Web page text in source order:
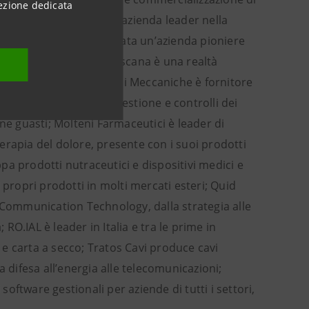
dedicata
Oftalmici è una azienda leader nella
mercato; Frigel è stata un’azienda pioniere
Gastronomia Toscana è una realtà
Mecoil Diagnosi Meccaniche è fornitore
e nelle soluzioni di gestione e controlli dei
guasti; Molteni Farmaceutici è leader di
del dolore, presente con i suoi prodotti
prodotti nutraceutici e dispositivi medici e
propri prodotti in molti mercati esteri; Quid
Technology, dalla strategia alle
è leader in Italia e tra le prime in
a secco; Tratos Cavi produce cavi
all’energia alle telecomunicazioni;
gestionali per aziende di tutti i settori,